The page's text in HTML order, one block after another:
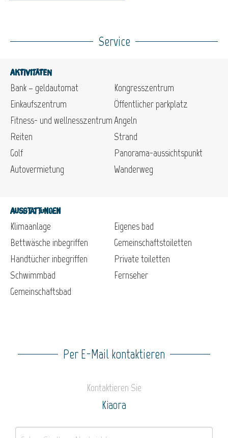
Service
Aktivitäten
Bank – geldautomat
Einkaufszentrum
Fitness- und wellnesszentrum
Reiten
Golf
Autovermietung
Kongresszentrum
Öffentlicher parkplatz
Angeln
Strand
Panorama-aussichtspunkt
Wanderweg
Ausstattungen
Klimaanlage
Bettwäsche inbegriffen
Handtücher inbegriffen
Schwimmbad
Gemeinschaftsbad
Eigenes bad
Gemeinschaftstoiletten
Private toiletten
Fernseher
Per E-Mail kontaktieren
Kontaktieren Sie
Kiaora